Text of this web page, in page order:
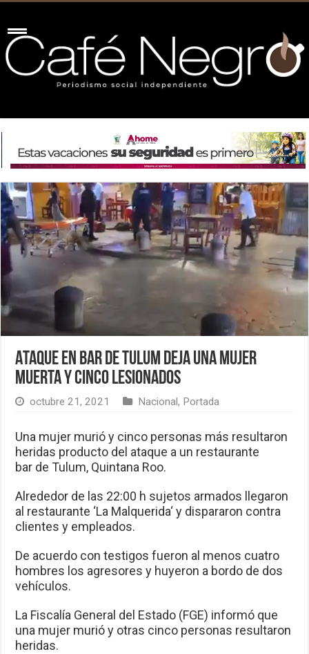
Ataque en bar de Tulum deja una mujer
muerta y cinco lesionados
octubre 21, 2021 Nacional, Portada
Una mujer murió y cinco personas más resultaron
heridas producto del ataque a un restaurante
bar de Tulum, Quintana Roo.
Alrededor de las 22:00 h sujetos armados llegaron
al restaurante ‘La Malquerida‘ y dispararon contra
clientes y empleados.
De acuerdo con testigos fueron al menos cuatro
hombres los agresores y huyeron a bordo de dos
vehículos.
La Fiscalía General del Estado (FGE) informó que
una mujer murió y otras cinco personas resultaron
heridas.